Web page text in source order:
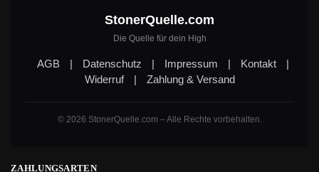
StonerQuelle.com
Die Quelle für dein High
AGB | Datenschutz | Impressum | Kontakt
|
Widerruf
| Zahlung & Versand
© 2026 StonerQuelle.com – Alle Rechte vorbehalten.
ZAHLUNGSARTEN